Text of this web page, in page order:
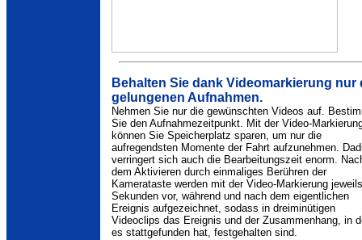
Behalten Sie dank Videomarkierung nur
gelungenen Aufnahmen.
Nehmen Sie nur die gewünschten Videos auf.
Sie den Aufnahmezeitpunkt. Mit der Video-
können Sie Speicherplatz sparen, um nur die
aufregendsten Momente der Fahrt aufzunehmen.
verringert sich auch die Bearbeitungszeit enorm.
dem Aktivieren durch einmaliges Berühren der
Kamerataste werden mit der Video-Markierung
Sekunden vor, während und nach dem eigentlichen
Ereignis aufgezeichnet, sodass in dreiminütigen
Videoclips das Ereignis und der Zusammenhang, in
es stattgefunden hat, festgehalten sind.